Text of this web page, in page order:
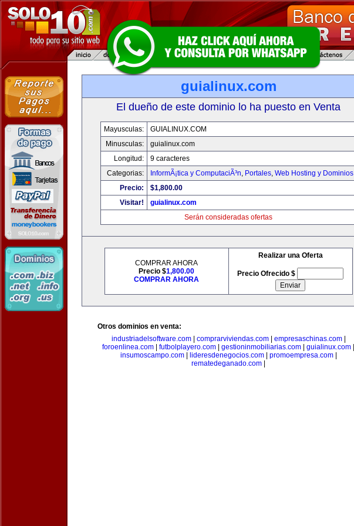
guialinux.com
El dueño de este dominio lo ha puesto en Venta
Mayusculas:
GUIALINUX.COM
Minusculas:
guialinux.com
Longitud:
9 caracteres
Categorias:
InformÃ¡tica y ComputaciÃ³n, Portales, Web Hosting y Dominios
Precio:
$1,800.00
Visitar!
guialinux.com
Serán consideradas ofertas
COMPRAR AHORA
Precio $1,800.00
COMPRAR AHORA
Realizar una Oferta
Precio Ofrecido $
Otros dominios en venta:
industriadelsoftware.com| comprarviviendas.com| empresaschinas.com|
foroenlinea.com
futbolplayero.com gestioninmobiliarias.com guialinux.com
insumoscampo.com| lideresdenegocios.com| promoempresa.com|
rematedeganado.com